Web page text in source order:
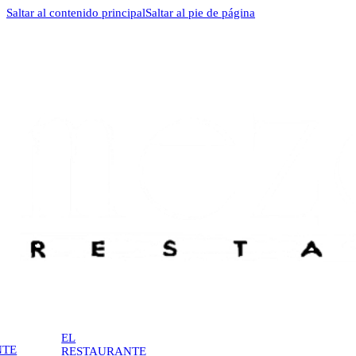
Saltar al contenido principalSaltar al pie de página
EL
RESTAURANTE